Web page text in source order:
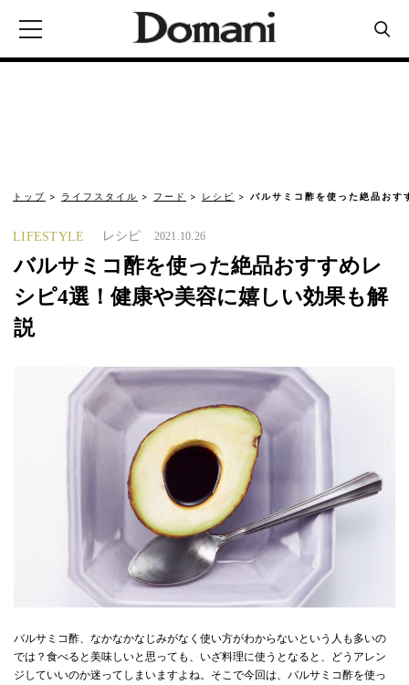
トップ ライフスタイル フード レシピ バルサミコ酢を使った絶品お
LIFESTYLE レシピ 2021.10.26
バルサミコ酢を使った絶品おすすめレ
シピ4選！健康や美容に嬉しい効果も解
説
バルサミコ酢、なかなかなじみがなく使い方がわからないという人も多いの
では？食べると美味しいと思っても、いざ料理に使うとなると、どうアレン
ジしていいのか迷ってしまいますよね。そこで今回は、バルサミコ酢を使っ